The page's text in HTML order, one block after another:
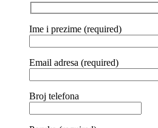
Ime i prezime (required)
Email adresa (required)
Broj telefona